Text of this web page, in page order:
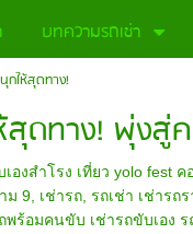
บทความรถเช่า
กให้สุดทาง!
ห้สุดทาง! พุ่ง
องสำโรง เที่ยว yolo fest
ม 9 เช่ารถ รถเช่า เช่ารถ
พร้อมคนขับ เช่ารถขับเอง ร